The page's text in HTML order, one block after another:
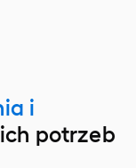
i
potrzeb